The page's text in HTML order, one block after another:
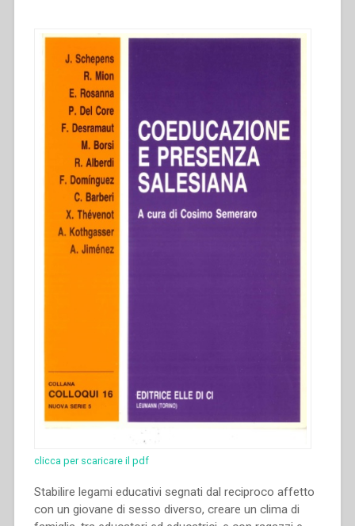
clicca per scaricare il pdf
Stabilire legami educativi segnati dal reciproco affetto
con un giovane di sesso diverso, creare un clima di